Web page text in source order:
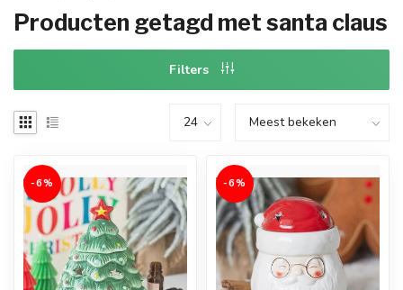
Producten getagd met santa claus
Filters
-6% -6%